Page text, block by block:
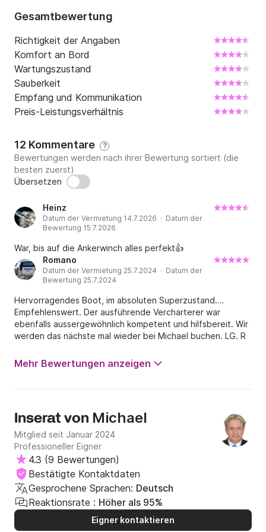
Gesamtbewertung
Richtigkeit der Angaben
Komfort an Bord
Wartungszustand
Sauberkeit
Empfang und Kommunikation
Preis-Leistungsverhältnis
12 Kommentare ?
Bewertungen werden nach ihrer Bewertung sortiert (die
besten zuerst)
Übersetzen
Heinz
Datum der Vermietung 14.7.2026 · Datum der
Bewertung 15.7.2026
War, bis auf die Ankerwinch alles perfekt👍
Romano
Datum der Vermietung 25.7.2024 · Datum der
Bewertung 25.7.2024
Hervorragendes Boot, im absoluten Superzustand….
Empfehlenswert. Der ausführende Vercharterer war
ebenfalls aussergewöhnlich kompetent und hilfsbereit. Wir
werden das nächste mal wieder bei Michael buchen. LG. R
Mehr Bewertungen anzeigen
Inserat von Michael
Mitglied seit Januar 2024
Professioneller Eigner
4.3 (9 Bewertungen)
Bestätigte Kontaktdaten
Gesprochene Sprachen: Deutsch
Reaktionsrate : Höher als 95%
Eigner kontaktieren